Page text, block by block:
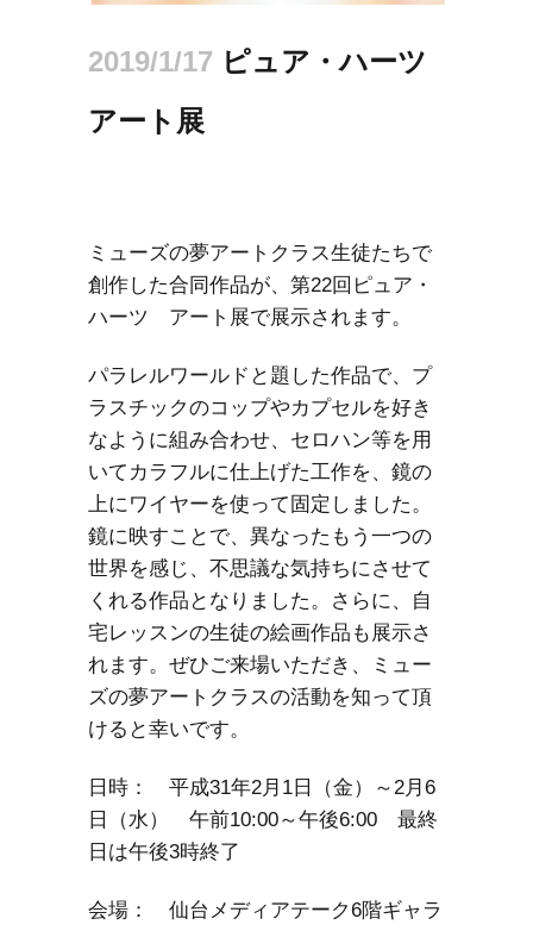
2019/1/17 ピュア・ハーツ
アート展
ミューズの夢アートクラス生徒たちで
創作した合同作品が、第22回ピュア・
ハーツ アート展で展示されます。
パラレルワールドと題した作品で、プ
ラスチックのコップやカプセルを好き
なように組み合わせ、セロハン等を用
いてカラフルに仕上げた工作を、鏡の
上にワイヤーを使って固定しました。
鏡に映すことで、異なったもう一つの
世界を感じ、不思議な気持ちにさせて
くれる作品となりました。さらに、自
宅レッスンの生徒の絵画作品も展示さ
れます。ぜひご来場いただき、ミュー
ズの夢アートクラスの活動を知って頂
けると幸いです。
日時： 平成31年2月1日（金）～2月6
日（水） 午前10:00～午後6:00 最終
日は午後3時終了
会場： 仙台メディアテーク6階ギャラ